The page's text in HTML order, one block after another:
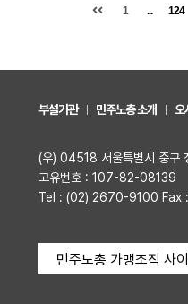
1 ... 124
부설기관 민주노총 소개 오
(우) 04518 서울특별시 중구
고유번호 : 107-82-08139
Tel : (02) 2670-9100 Fax
민주노총 가맹조직 사